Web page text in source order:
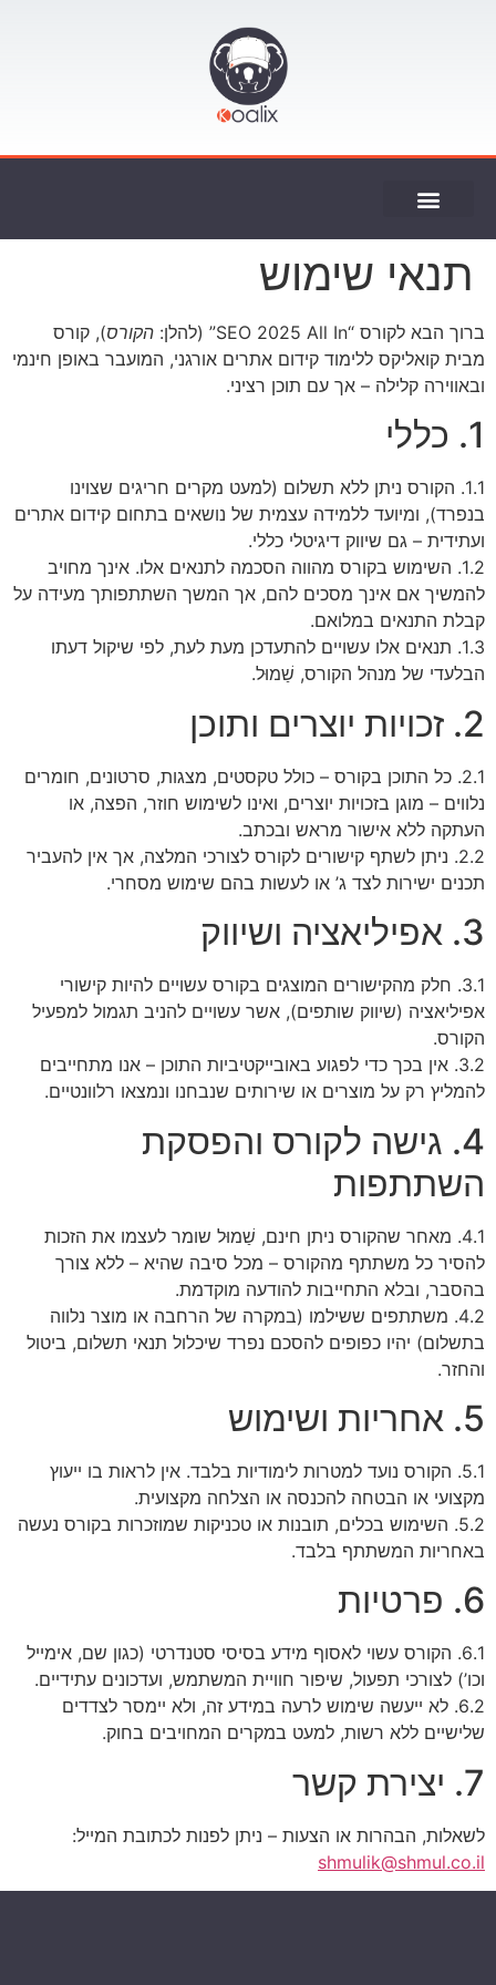
תנאי שימוש
ברוך הבא לקורס “SEO 2025 All In” (להלן: הקורס), קורס
מבית קואליקס ללימוד קידום אתרים אורגני, המועבר באופן חינמי
ובאווירה קלילה – אך עם תוכן רציני.
1. כללי
1.1. הקורס ניתן ללא תשלום (למעט מקרים חריגים שצוינו
בנפרד), ומיועד ללמידה עצמית של נושאים בתחום קידום אתרים
ועתידית – גם שיווק דיגיטלי כללי.
1.2. השימוש בקורס מהווה הסכמה לתנאים אלו. אינך מחויב
להמשיך אם אינך מסכים להם, אך המשך השתתפותך מעידה על
קבלת התנאים במלואם.
1.3. תנאים אלו עשויים להתעדכן מעת לעת, לפי שיקול דעתו
הבלעדי של מנהל הקורס, שַׁמוּל.
2. זכויות יוצרים ותוכן
2.1. כל התוכן בקורס – כולל טקסטים, מצגות, סרטונים, חומרים
נלווים – מוגן בזכויות יוצרים, ואינו לשימוש חוזר, הפצה, או
העתקה ללא אישור מראש ובכתב.
2.2. ניתן לשתף קישורים לקורס לצורכי המלצה, אך אין להעביר
תכנים ישירות לצד ג’ או לעשות בהם שימוש מסחרי.
3. אפיליאציה ושיווק
3.1. חלק מהקישורים המוצגים בקורס עשויים להיות קישורי
אפיליאציה (שיווק שותפים), אשר עשויים להניב תגמול למפעיל
הקורס.
3.2. אין בכך כדי לפגוע באובייקטיביות התוכן – אנו מתחייבים
להמליץ רק על מוצרים או שירותים שנבחנו ונמצאו רלוונטיים.
4. גישה לקורס והפסקת
השתתפות
4.1. מאחר שהקורס ניתן חינם, שַׁמוּל שומר לעצמו את הזכות
להסיר כל משתתף מהקורס – מכל סיבה שהיא – ללא צורך
בהסבר, ובלא התחייבות להודעה מוקדמת.
4.2. משתתפים ששילמו (במקרה של הרחבה או מוצר נלווה
בתשלום) יהיו כפופים להסכם נפרד שיכלול תנאי תשלום, ביטול
והחזר.
5. אחריות ושימוש
5.1. הקורס נועד למטרות לימודיות בלבד. אין לראות בו ייעוץ
מקצועי או הבטחה להכנסה או הצלחה מקצועית.
5.2. השימוש בכלים, תובנות או טכניקות שמוזכרות בקורס נעשה
באחריות המשתתף בלבד.
6. פרטיות
6.1. הקורס עשוי לאסוף מידע בסיסי סטנדרטי (כגון שם, אימייל
וכו’) לצורכי תפעול, שיפור חוויית המשתמש, ועדכונים עתידיים.
6.2. לא ייעשה שימוש לרעה במידע זה, ולא יימסר לצדדים
שלישיים ללא רשות, למעט במקרים המחויבים בחוק.
7. יצירת קשר
לשאלות, הבהרות או הצעות – ניתן לפנות לכתובת המייל:
shmulik@shmul.co.il